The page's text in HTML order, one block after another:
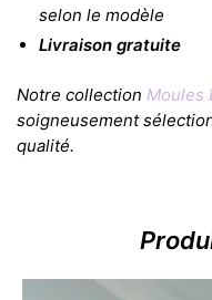
selon le modèle
Livraison gratuite
Notre collection Moules
soigneusement
qualité.